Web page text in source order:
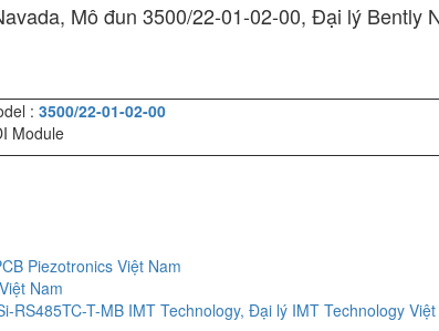
Mô đun 3500/22-01-02-00, Đại lý Bently
: 3500/22-01-02-00
Module
Piezotronics Việt Nam
Nam
RS485TC-T-MB IMT Technology, Đại lý IMT Technology